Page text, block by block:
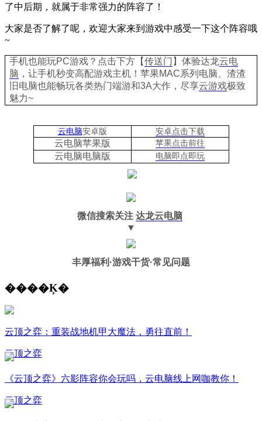
了中后期，就属于非常强力的阵容了！
大家是否了解了呢，欢迎大家来到游戏中感受一下这个阵容哦
~
手机也能玩PC游戏？点击下方【传送门 】体验达龙云电
脑 ，让手机秒变高配游戏主机 ！苹果MAC系列电脑、渣渣
旧电脑也能畅玩各类热门端游和3A大作， 尽享云游戏极致
魅力~
云电脑安卓版 安卓点击下载
云电脑苹果版 苹果点击前往
云电脑电脑版 电脑即点即玩
微信搜索关注 达龙云电脑
▼
丰厚福利 ·游戏干货·常见问题
����Ķ�
云顶之弈：重装战地机甲大魔法，勇往直前！
云顶之弈
《云顶之弈》六影阵容你会玩吗，云电脑线上网咖教你！
云顶之弈